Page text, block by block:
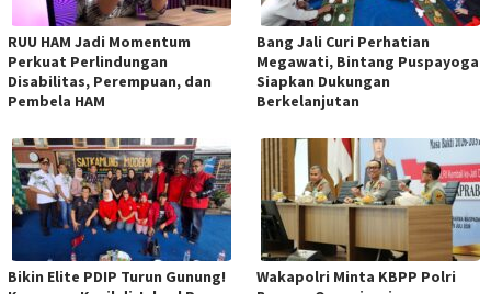
RUU HAM Jadi Momentum
Perkuat Perlindungan
Disabilitas, Perempuan, dan
Pembela HAM
Bang Jali Curi Perhatian
Megawati, Bintang Puspayoga
Siapkan Dukungan
Berkelanjutan
Bikin Elite PDIP Turun Gunung!
Wakapolri Minta KBPP Polri